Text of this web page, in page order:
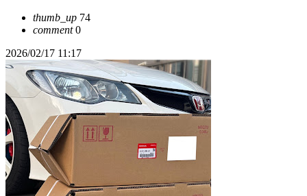
thumb_up 74
comment0
2026/02/17 11:17